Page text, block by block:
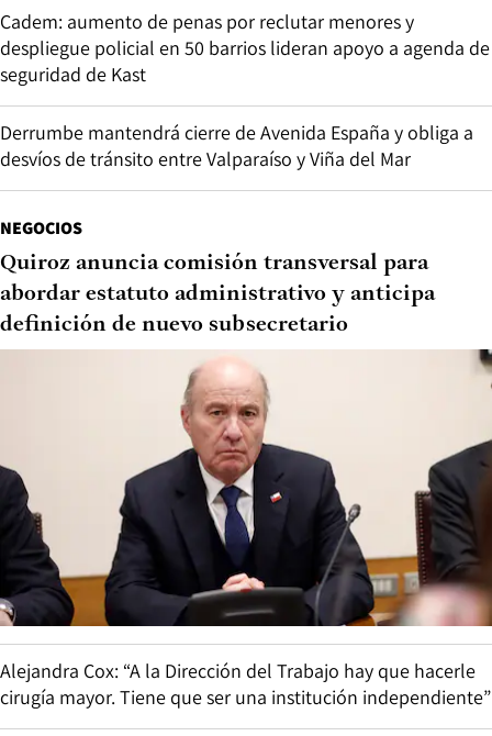
Cadem: aumento de penas por reclutar menores y
despliegue policial en 50 barrios lideran apoyo a agenda de
seguridad de Kast
Derrumbe mantendrá cierre de Avenida España y obliga a
desvíos de tránsito entre Valparaíso y Viña del Mar
NEGOCIOS
Quiroz anuncia comisión transversal para
abordar estatuto administrativo y anticipa
definición de nuevo subsecretario
Alejandra Cox: “A la Dirección del Trabajo hay que hacerle
cirugía mayor. Tiene que ser una institución independiente”